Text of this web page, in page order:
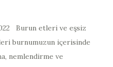
Burun etleri ve eşsiz
burnumuzun içerisinde
nemlendirme ve